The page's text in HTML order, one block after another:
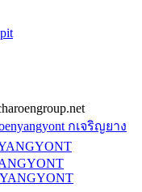
กเจริญยาง